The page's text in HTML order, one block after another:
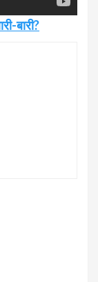
बारी?